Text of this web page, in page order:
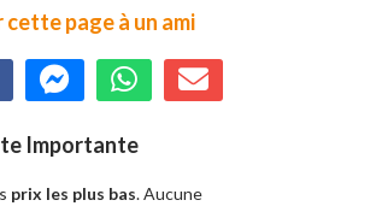
page à un ami
Importante
prix les plus bas. Aucune